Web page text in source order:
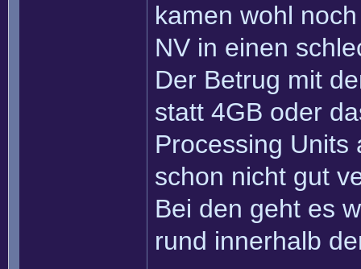
kamen wohl
NV in einen
Der Betrug mit
statt 4GB oder
Processing Units
schon nicht gut
Bei den geht es
rund innerhalb